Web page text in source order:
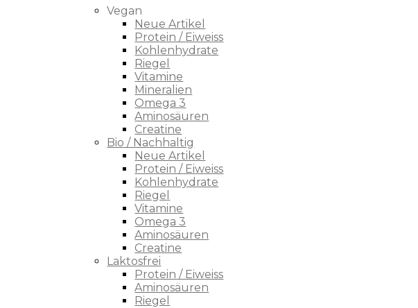
Vegan
Neue Artikel
Protein / Eiweiss
Kohlenhydrate
Riegel
Vitamine
Mineralien
Omega 3
Aminosäuren
Creatine
Bio / Nachhaltig
Neue Artikel
Protein / Eiweiss
Kohlenhydrate
Riegel
Vitamine
Omega 3
Aminosäuren
Creatine
Laktosfrei
Protein / Eiweiss
Aminosäuren
Riegel